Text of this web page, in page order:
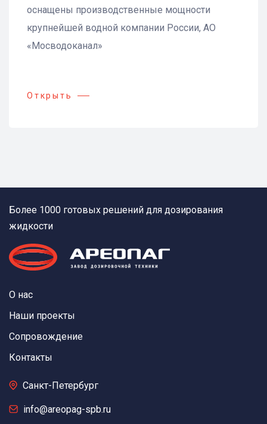
оснащены производственные мощности
крупнейшей водной компании России, АО
«Мосводоканал»
Открыть
Более 1000 готовых решений для дозирования
жидкости
О нас
Наши проекты
Сопровождение
Контакты
Санкт-Петербург
info@areopag-spb.ru